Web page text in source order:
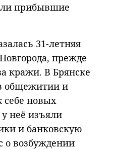
прибывшие
31-летняя
прежде
кражи. В Брянске
общежитии и
себе новых
неё изъяли
и банковскую
о возбуждении